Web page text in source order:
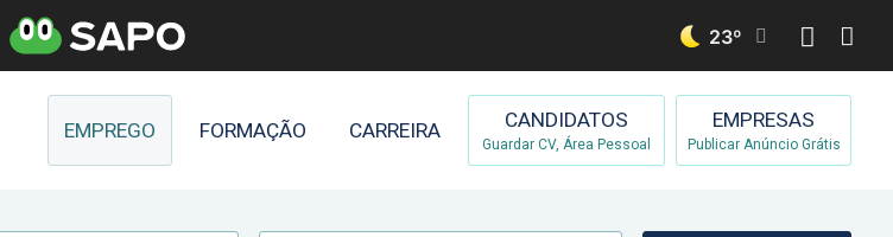
23º
EMPREGO FORMAÇÃO CARREIRA CANDIDATOS
Guardar CV, Área Pessoal
EMPRESAS
Publicar Anúncio Grátis